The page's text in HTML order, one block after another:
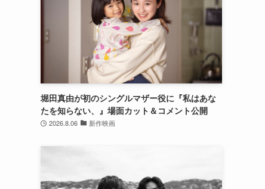
堀田真由が初のシングルマザー役に『私はあな
たを知らない、』場面カット＆コメント公開
2026.8.06 新作映画